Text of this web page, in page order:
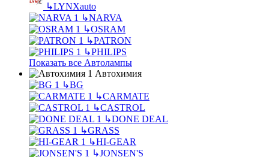
↳LYNXauto
↳NARVA
↳OSRAM
↳PATRON
↳PHILIPS
Показать все Автолампы
Автохимия
↳BG
↳CARMATE
↳CASTROL
↳DONE DEAL
↳GRASS
↳HI-GEAR
↳JONSEN'S